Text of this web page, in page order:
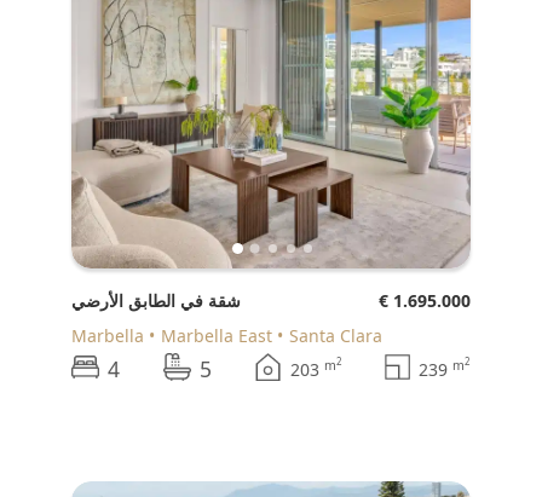
شقة في الطابق الأرضي
€ 1.695.000
Marbella
Marbella East Santa Clara
4 5 203 m2 239 m2